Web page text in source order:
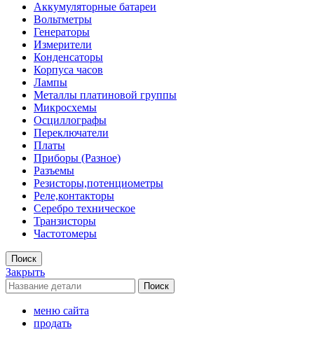
Аккумуляторные батареи
Вольтметры
Генераторы
Измерители
Конденсаторы
Корпуса часов
Лампы
Металлы платиновой группы
Микросхемы
Осциллографы
Переключатели
Платы
Приборы (Разное)
Разъемы
Резисторы,потенциометры
Реле,контакторы
Серебро техническое
Транзисторы
Частотомеры
Поиск
Закрыть
Поиск
меню сайта
продать